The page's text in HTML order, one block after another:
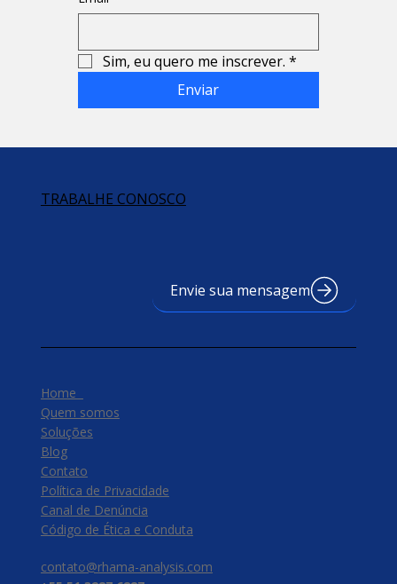
Sim, eu quero me inscrever. *
Enviar
TRABALHE CONOSCO
Envie sua mensagem
contato@rhama-analysis.com
Home
Quem somos
Soluções
Blog
Contato
Política de Privacidade
Canal de Denúncia
​Código de Ética e Conduta